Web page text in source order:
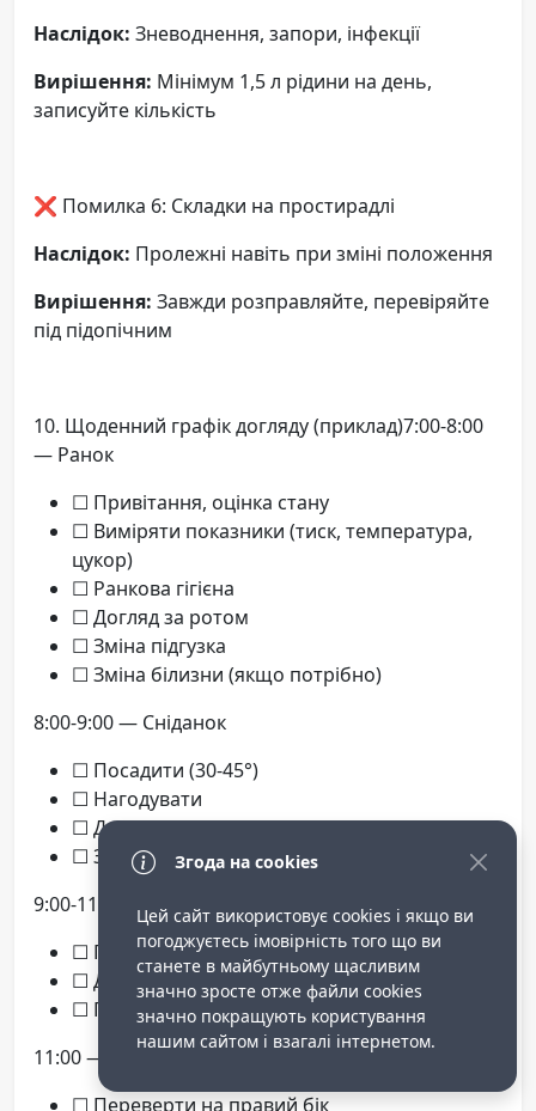
Наслідок: Зневоднення, запори, інфекції
Вирішення: Мінімум 1,5 л рідини на день,
записуйте кількість
❌ Помилка 6: Складки на простирадлі
Наслідок: Пролежні навіть при зміні положення
Вирішення: Завжди розправляйте, перевіряйте
під підопічним
10. Щоденний графік догляду (приклад)7:00-8:00
— Ранок
☐ Привітання, оцінка стану
☐ Виміряти показники (тиск, температура,
цукор)
☐ Ранкова гігієна
☐ Догляд за ротом
☐ Зміна підгузка
☐ Зміна білизни (якщо потрібно)
8:00-9:00 — Сніданок
☐ Посадити (30-45°)
☐ Нагодувати
☐ Дати ліки
☐ Залишити у сидячому положенні 30 хв
9:00-11:00
☐ Гігієна після туалету
☐ Дихальна гімнастика
☐ Пасивна гімнастика кінцівок
11:00 — Перша зміна положення
☐ Переверти на правий бік
Згода на cookies
Цей сайт використовує cookies і якщо ви
погоджуєтесь імовірність того що ви
станете в майбутньому щасливим
значно зросте отже файли cookies
значно покращують користування
нашим сайтом і взагалі інтернетом.